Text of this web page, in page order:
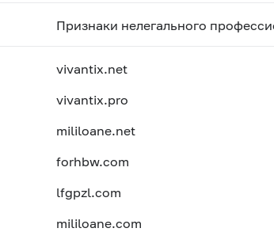
Признаки нелегального
vivantix.net
vivantix.pro
mililoane.net
forhbw.com
lfgpzl.com
mililoane.com